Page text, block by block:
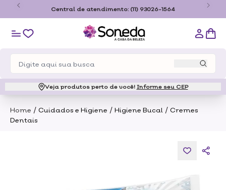
Central de atendimento: (11) 93026-1564
Veja produtos perto de você! Informe seu CEP
Home / Cuidados e Higiene / Higiene Bucal / Cremes
Dentais